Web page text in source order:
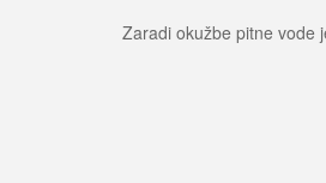
Zaradi okužbe pitne vode